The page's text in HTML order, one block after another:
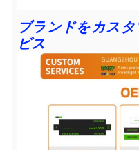
ブランドをカス
ビス